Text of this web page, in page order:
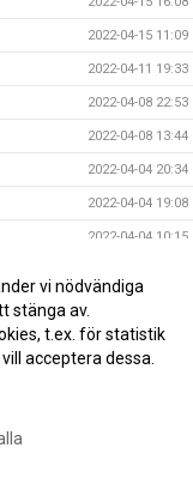
2022-04-15 11:09
2022-04-11 19:33
2022-04-08 22:53
2022-04-08 13:44
2022-04-04 20:34
2022-04-04 19:08
2022-04-04 10:15
2022-03-24 12:27
vi nödvändiga
stänga av.
t.ex. för statistik
acceptera dessa.